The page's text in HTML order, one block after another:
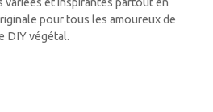
variées et inspirantes partout en
pour tous les amoureux de
DIY végétal.